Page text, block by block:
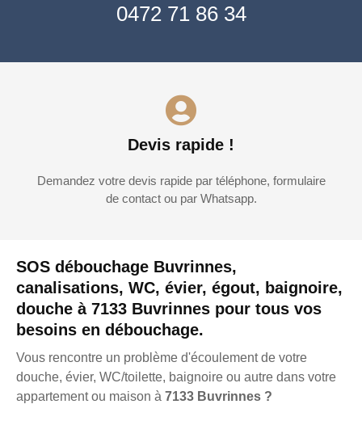
SOS débouchage Buvrinnes,
canalisations, WC, évier, égout, baignoire,
douche à 7133 Buvrinnes pour tous vos
besoins en débouchage.
Vous rencontre un problème d'écoulement de votre
douche, évier, WC/toilette, baignoire ou autre dans votre
appartement ou maison à 7133 Buvrinnes ?
0472 71 86 34
Devis rapide !
Demandez votre devis rapide par téléphone, formulaire
de contact ou par Whatsapp.